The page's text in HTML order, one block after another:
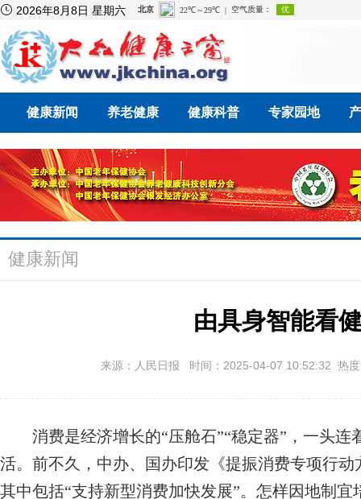
 2026年8月8日 星期六
健康新闻 养老健康 健康科普 专家园地
健康新闻
由具身智能看
来源：人民日报 时间：2025-04-07 10:52:32 热
消费是经济增长的“压舱石”“稳定器”，一头连
活。前不久，中办、国办印发《提振消费专项行
其中包括“支持新型消费加快发展”。怎样因地制